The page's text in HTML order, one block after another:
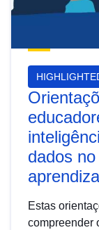
dados
Estas
compreender